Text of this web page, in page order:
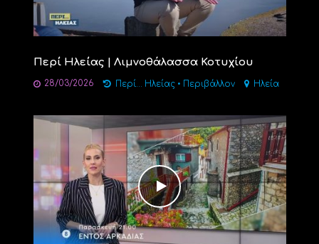
Περί Ηλείας | Λιμνοθάλασσα Κοτυχίου
28/03/2026 Περί... Ηλείας • Περιβάλλον Ηλεία